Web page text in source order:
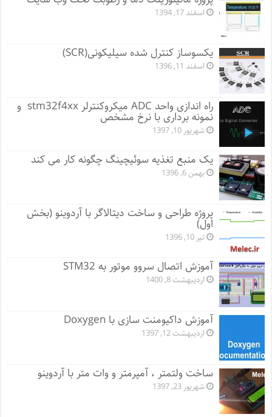
اسفند 17, 1394
یکسوساز کنترل شده سیلیکونی(SCR)
اسفند 11, 1396
راه اندازی واحد ADC میکروکنترلر stm32f4xx و
نمونه برداری با نرخ مشخص
شهریور 10, 1397
یک منبع تغذیه سوئیچینگ چگونه کار می کند
بهمن 6, 1396
پروژه طراحی و ساخت دیتالاگر با آردوینو (بخش
اول)
تیر 10, 1396
آموزش اتصال سروو موتور به STM32
اردیبهشت 8, 1400
آموزش داکیومنت سازی با Doxygen
اردیبهشت 12, 1397
ساخت ولتمتر ، آمپرمتر و وات متر با آردوینو
شهریور 23, 1397